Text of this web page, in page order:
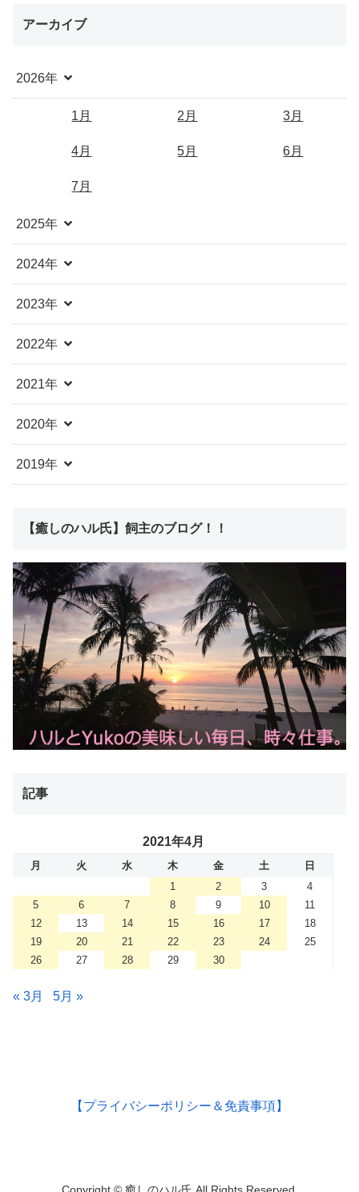
アーカイブ
2026年
1月 2月 3月
4月 5月 6月
7月
2025年
2024年
2023年
2022年
2021年
2020年
2019年
【癒しのハル氏】飼主のブログ！！
記事
2021年4月
月 火 水 木 金 土
日
1
2 3
4
5
6 7 8 9 10
11
12
13 14 15 16 17
18
19
20 21 22 23 24
25
26
27 28 29 30
« 3月 5月 »
【プライバシーポリシー＆免責事項】